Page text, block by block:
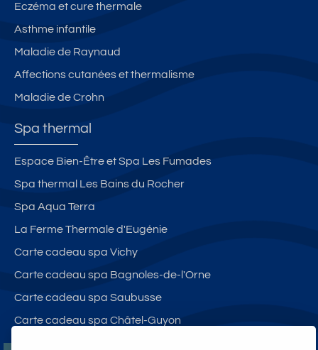
Eczéma et cure thermale
Asthme infantile
Maladie de Raynaud
Affections cutanées et thermalisme
Maladie de Crohn
Spa thermal
Espace Bien-Être et Spa Les Fumades
Spa thermal Les Bains du Rocher
Spa Aqua Terra
La Ferme Thermale d'Eugénie
Carte cadeau spa Vichy
Carte cadeau spa Bagnoles-de-l'Orne
Carte cadeau spa Saubusse
Carte cadeau spa Châtel-Guyon